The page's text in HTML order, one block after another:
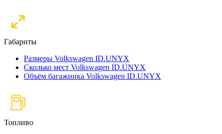
Габариты
Размеры Volkswagen ID.UNYX
Сколько мест Volkswagen ID.UNYX
Объём багажника Volkswagen ID.UNYX
Топливо